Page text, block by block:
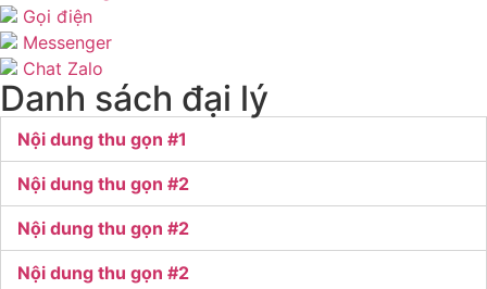
Gọi điện
Messenger
Chat Zalo
Danh sách đại lý
Nội dung thu gọn #1
Nội dung thu gọn #2
Nội dung thu gọn #2
Nội dung thu gọn #2